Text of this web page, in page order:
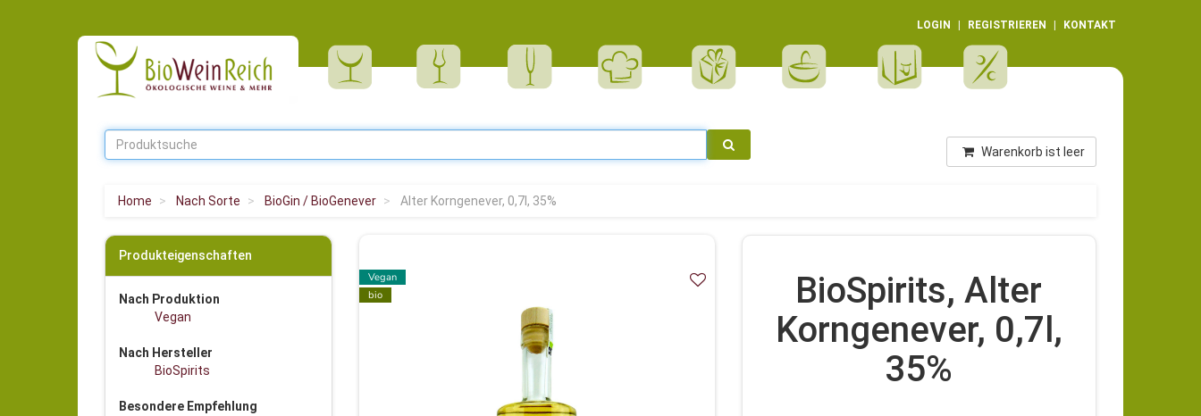
LOGIN REGISTRIEREN KONTAKT
Warenkorb ist leer
Home Nach Sorte BioGin / BioGenever Alter Korngenever, 0,7l, 35%
Produkteigenschaften
Nach Produktion
Vegan
Nach Hersteller
BioSpirits
Besondere Empfehlung
Vegan
bio
BioSpirits, Alter
Korngenever, 0,7l,
35%